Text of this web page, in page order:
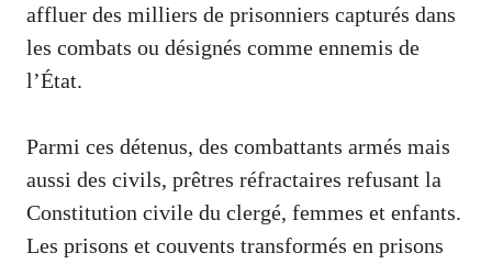
affluer des milliers de prisonniers capturés dans
les combats ou désignés comme ennemis de
l’État.
Parmi ces détenus, des combattants armés mais
aussi des civils, prêtres réfractaires refusant la
Constitution civile du clergé, femmes et enfants.
Les prisons et couvents transformés en prisons